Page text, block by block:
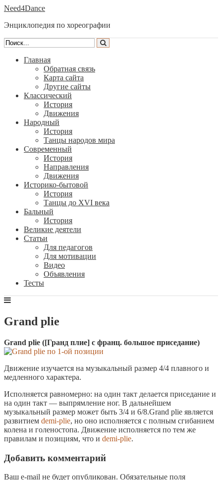
Need4Dance
Энциклопедия по хореографии
Главная
Обратная связь
Карта сайта
Другие сайты
Классический
История
Движения
Народный
История
Танцы народов мира
Современный
История
Направления
Движения
Историко-бытовой
История
Танцы до XVI века
Бальный
История
Великие деятели
Статьи
Для педагогов
Для мотивации
Видео
Объявления
Тесты
Grand plie
Grand plie ([Гранд плие] с франц. большое приседание)
Движение изучается на музыкальный размер 4/4 плавного и
медленного характера.
Исполняется равномерно: на один такт делается приседание и
на один такт — выпрямление ног. В дальнейшем
музыкальный размер может быть 3/4 и 6/8.Grand plie является
развитием demi-plie, но оно исполняется с полным сгибанием
колена и голеностопа. Движение исполняется по тем же
правилам и позициям, что и demi-plie.
Добавить комментарий
Ваш e-mail не будет опубликован. Обязательные поля